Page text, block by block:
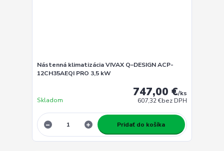
Nástenná klimatizácia VIVAX Q–DESIGN ACP-
12CH35AEQI PRO 3,5 kW
747,00 €/ks
607,32 €bez DPH
Skladom
Pridať do košíka